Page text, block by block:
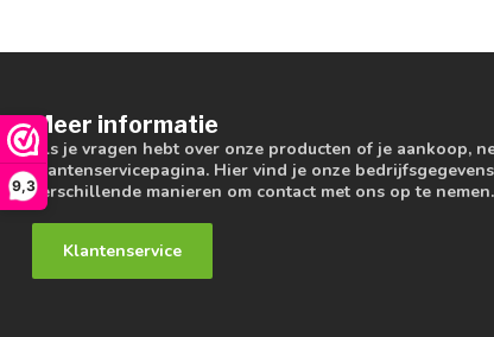
9,3
Meer informatie
Als je vragen hebt over onze producten of je aankoop,
klantenservicepagina. Hier vind je onze
verschillende manieren om contact met ons op te nemen.
Klantenservice